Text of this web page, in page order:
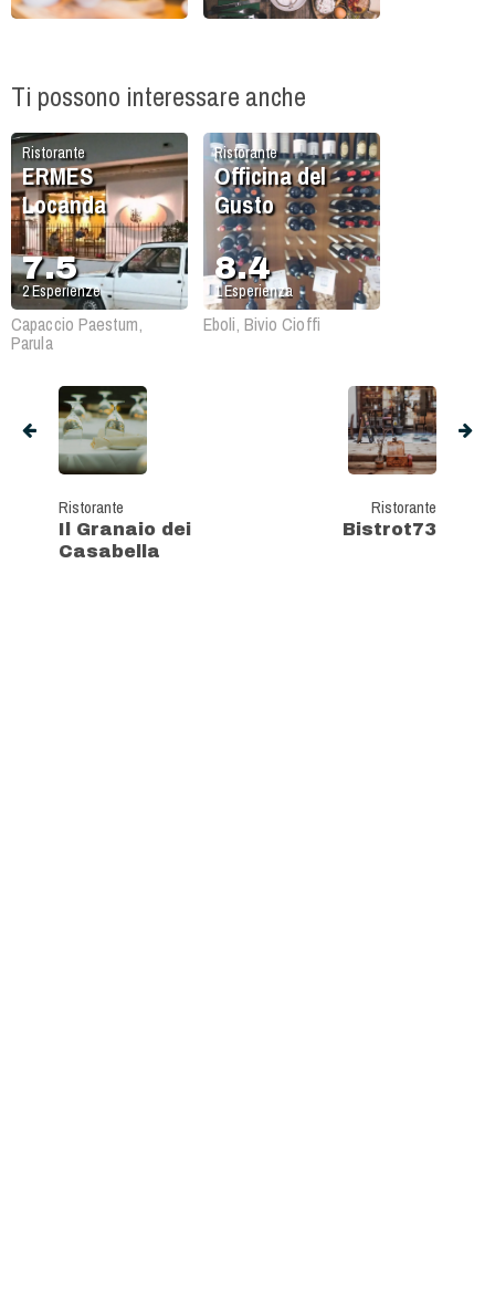
Ti possono interessare anche
Ristorante
ERMES
Locanda
7.5
2Esperienze
Capaccio Paestum,
Parula
Ristorante
Officina del
Gusto
8.4
1Esperienza
Eboli, Bivio Cioffi
Ristorante
Il Granaio dei
Casabella
Ristorante
Bistrot73